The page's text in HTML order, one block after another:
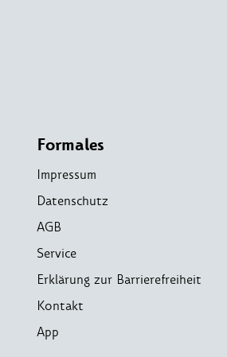
Formales
Impressum
Datenschutz
AGB
Service
Erklärung zur Barrierefreiheit
Kontakt
App